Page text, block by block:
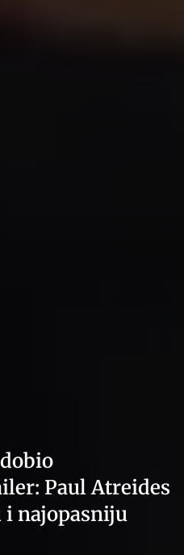
Paul Atreides
najopasniju